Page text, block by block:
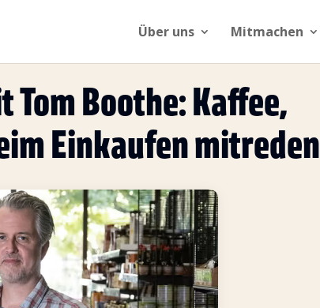
Über uns Mitmachen
Boothe: Kaffee,
Einkaufen mitreden